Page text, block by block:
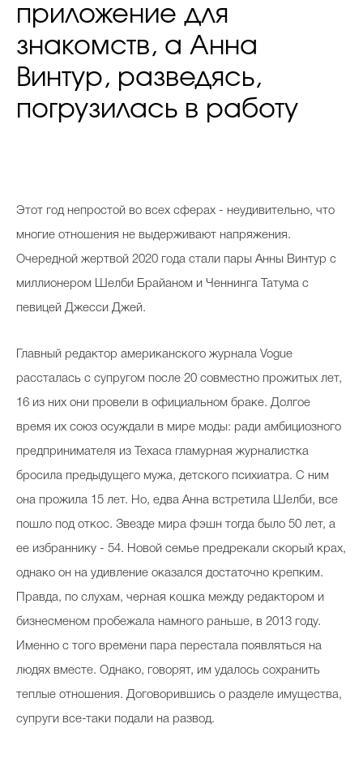
приложение для
знакомств, а Анна
Винтур, разведясь,
погрузилась в работу
Этот год непростой во всех сферах - неудивительно, что
многие отношения не выдерживают напряжения.
Очередной жертвой 2020 года стали пары Анны Винтур с
миллионером Шелби Брайаном и Ченнинга Татума с
певицей Джесси Джей.
Главный редактор американского журнала Vogue
рассталась с супругом после 20 совместно прожитых лет,
16 из них они провели в официальном браке. Долгое
время их союз осуждали в мире моды: ради амбициозного
предпринимателя из Техаса гламурная журналистка
бросила предыдущего мужа, детского психиатра. С ним
она прожила 15 лет. Но, едва Анна встретила Шелби, все
пошло под откос. Звезде мира фэшн тогда было 50 лет, а
ее избраннику - 54. Новой семье предрекали скорый крах,
однако он на удивление оказался достаточно крепким.
Правда, по слухам, черная кошка между редактором и
бизнесменом пробежала намного раньше, в 2013 году.
Именно с того времени пара перестала появляться на
людях вместе. Однако, говорят, им удалось сохранить
теплые отношения. Договорившись о разделе имущества,
супруги все-таки подали на развод.